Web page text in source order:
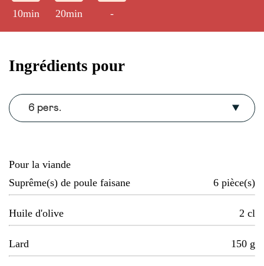
10min 20min -
Ingrédients pour
6 pers.
Pour la viande
Suprême(s) de poule faisane
6 pièce(s)
Huile d'olive 2 cl
Lard 150 g